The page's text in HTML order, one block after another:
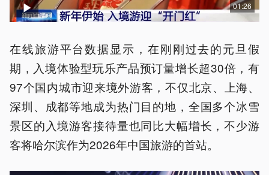
01:26
在线旅游平台数据显示，在刚刚过去的元旦假
期，入境体验型玩乐产品预订量增长超30倍，有
97个国内城市迎来境外游客，不仅北京、上海、
深圳、成都等地成为热门目的地，全国多个冰雪
景区的入境游客接待量也同比大幅增长，不少游
客将哈尔滨作为2026年中国旅游的首站。